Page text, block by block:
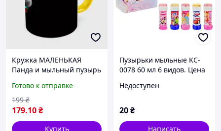
Кружка МАЛЕНЬКАЯ
Панда и мыльный пузырь
выбор)
Готово к отправке
179.10₴
199 ₴
Купить
Пузырьки мыльные KC-
0078 60 мл 6 видов. Цена
Недоступен
20₴
Написать